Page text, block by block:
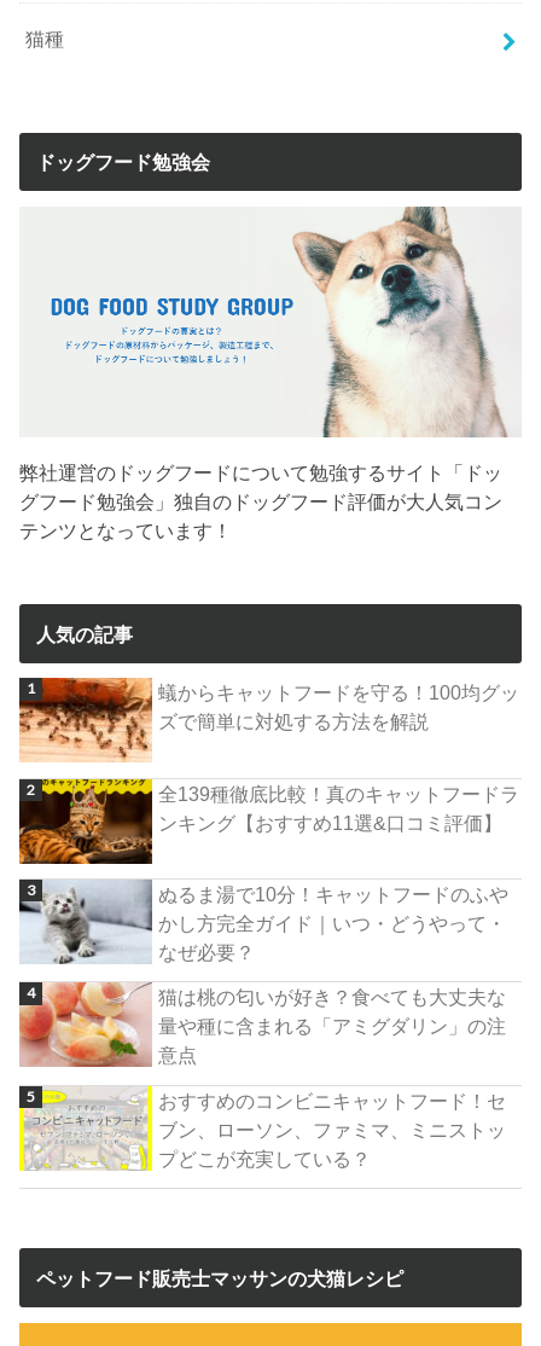
猫種
ドッグフード勉強会
弊社運営のドッグフードについて勉強するサイト「ドッ
グフード勉強会」独自のドッグフード評価が大人気コン
テンツとなっています！
人気の記事
蟻からキャットフードを守る！100均グッ
ズで簡単に対処する方法を解説
全139種徹底比較！真のキャットフードラ
ンキング【おすすめ11選&口コミ評価】
ぬるま湯で10分！キャットフードのふや
かし方完全ガイド｜いつ・どうやって・
なぜ必要？
猫は桃の匂いが好き？食べても大丈夫な
量や種に含まれる「アミグダリン」の注
意点
おすすめのコンビニキャットフード！セ
ブン、ローソン、ファミマ、ミニストッ
プどこが充実している？
ペットフード販売士マッサンの犬猫レシピ